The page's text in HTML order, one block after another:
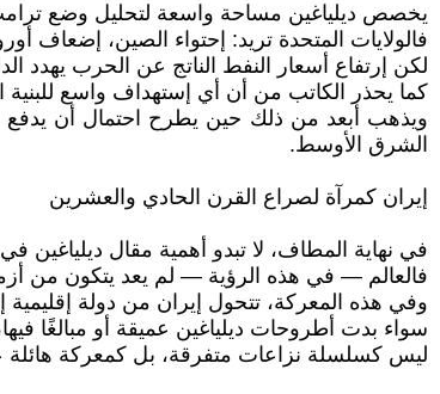
يخصص ديلياغين مساحة واسعة لتحليل وضع
فالولايات المتحدة تريد: إحتواء الصين، إضعاف
لكن إرتفاع أسعار النفط الناتج عن الحرب يهدد
كما يحذر الكاتب من أن أي إستهداف واسع للبنية
ويذهب أبعد من ذلك حين يطرح احتمال أن يدفع
الشرق الأوسط.
إيران كمرآة لصراع القرن الحادي والعشرين
في نهاية المطاف، لا تبدو أهمية مقال
فالعالم — في هذه الرؤية — لم يعد يتكون من
وفي هذه المعركة، تتحول إيران من دولة
سواء بدت أطروحات ديلياغين عميقة أو مبالغًا
ليس كسلسلة نزاعات متفرقة، بل كمعركة هائلة